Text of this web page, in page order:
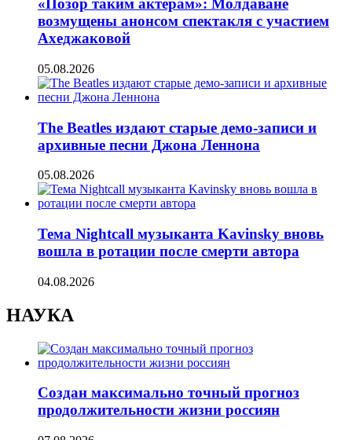
«Позор таким актерам»: Молдаване
возмущены анонсом спектакля с участием
Ахеджаковой
05.08.2026
The Beatles издают старые демо-записи и
архивные песни Джона Леннона
05.08.2026
Тема Nightcall музыканта Kavinsky вновь
вошла в ротации после смерти автора
04.08.2026
НАУКА
Создан максимально точный прогноз
продолжительности жизни россиян